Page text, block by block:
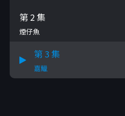
第 2 集
煙仔魚
第 3 集
嘉鱲